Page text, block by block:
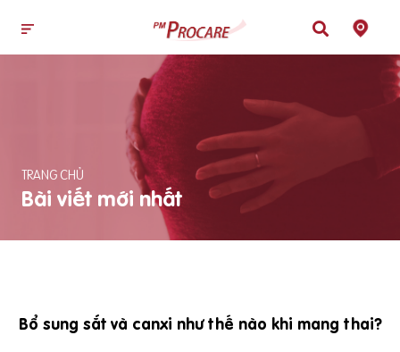
TRANG CHỦ
Bài viết mới nhất
Bổ sung sắt và canxi như thế nào khi mang thai?